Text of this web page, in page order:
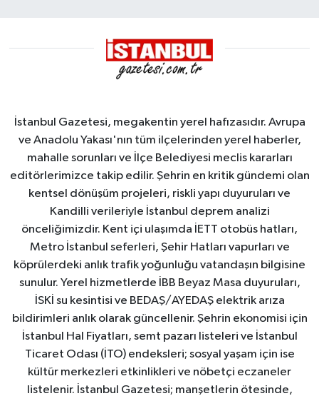
İstanbul Gazetesi, megakentin yerel hafızasıdır. Avrupa
ve Anadolu Yakası'nın tüm ilçelerinden yerel haberler,
mahalle sorunları ve İlçe Belediyesi meclis kararları
editörlerimizce takip edilir. Şehrin en kritik gündemi olan
kentsel dönüşüm projeleri, riskli yapı duyuruları ve
Kandilli verileriyle İstanbul deprem analizi
önceliğimizdir. Kent içi ulaşımda İETT otobüs hatları,
Metro İstanbul seferleri, Şehir Hatları vapurları ve
köprülerdeki anlık trafik yoğunluğu vatandaşın bilgisine
sunulur. Yerel hizmetlerde İBB Beyaz Masa duyuruları,
İSKİ su kesintisi ve BEDAŞ/AYEDAŞ elektrik arıza
bildirimleri anlık olarak güncellenir. Şehrin ekonomisi için
İstanbul Hal Fiyatları, semt pazarı listeleri ve İstanbul
Ticaret Odası (İTO) endeksleri; sosyal yaşam için ise
kültür merkezleri etkinlikleri ve nöbetçi eczaneler
listelenir. İstanbul Gazetesi; manşetlerin ötesinde,